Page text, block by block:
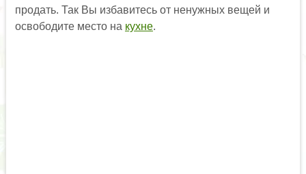
продать. Так Вы избавитесь от ненужных вещей и
освободите место на кухне.